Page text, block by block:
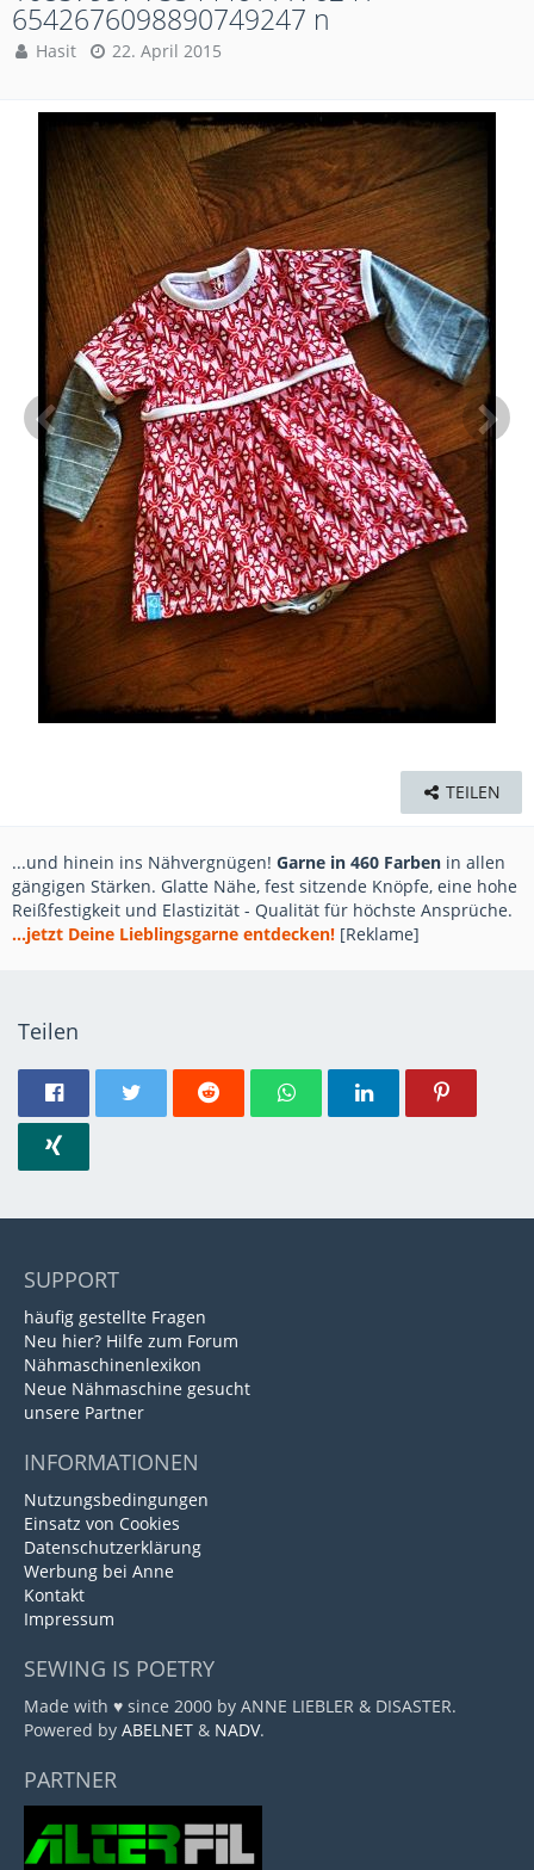
6542676098890749247 n
Hasit 22. April 2015
TEILEN
...und hinein ins Nähvergnügen! Garne in 460 Farben in allen
gängigen Stärken. Glatte Nähe, fest sitzende Knöpfe, eine hohe
Reißfestigkeit und Elastizität - Qualität für höchste Ansprüche.
...jetzt Deine Lieblingsgarne entdecken! [Reklame]
Teilen
SUPPORT
häufig gestellte Fragen
Neu hier? Hilfe zum Forum
Nähmaschinenlexikon
Neue Nähmaschine gesucht
unsere Partner
INFORMATIONEN
Nutzungsbedingungen
Einsatz von Cookies
Datenschutzerklärung
Werbung bei Anne
Kontakt
Impressum
SEWING IS POETRY
Made with ♥ since 2000 by ANNE LIEBLER & DISASTER.
Powered by ABELNET & NADV.
PARTNER